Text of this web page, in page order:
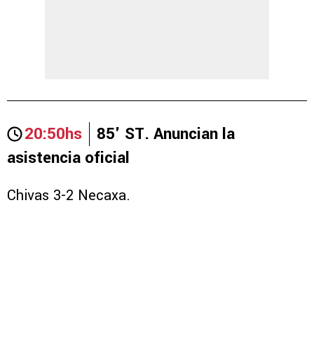
20:50hs
85' ST. Anuncian la
asistencia oficial
Chivas 3-2 Necaxa.